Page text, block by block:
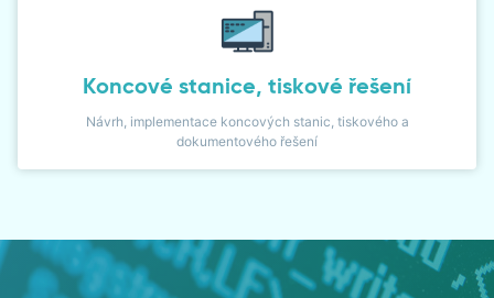
Koncové stanice, tiskové řešení
Návrh, implementace koncových stanic, tiskového a
dokumentového řešení